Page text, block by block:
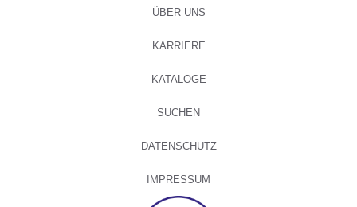
ÜBER UNS
KARRIERE
KATALOGE
SUCHEN
DATENSCHUTZ
IMPRESSUM